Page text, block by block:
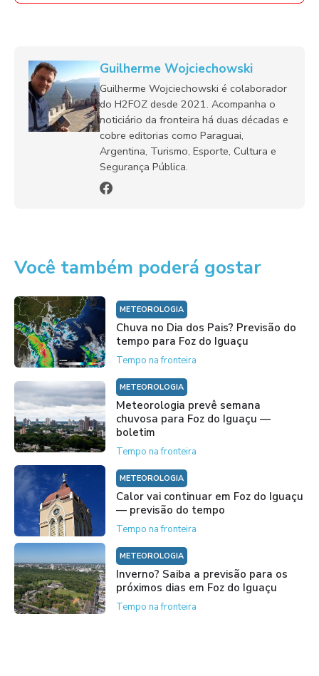
Guilherme Wojciechowski
Guilherme Wojciechowski é colaborador
do H2FOZ desde 2021. Acompanha o
noticiário da fronteira há duas décadas e
cobre editorias como Paraguai,
Argentina, Turismo, Esporte, Cultura e
Segurança Pública.
Você também poderá gostar
METEOROLOGIA
Chuva no Dia dos Pais? Previsão do
tempo para Foz do Iguaçu
Tempo na fronteira
METEOROLOGIA
Meteorologia prevê semana
chuvosa para Foz do Iguaçu —
boletim
Tempo na fronteira
METEOROLOGIA
Calor vai continuar em Foz do Iguaçu
— previsão do tempo
Tempo na fronteira
METEOROLOGIA
Inverno? Saiba a previsão para os
próximos dias em Foz do Iguaçu
Tempo na fronteira